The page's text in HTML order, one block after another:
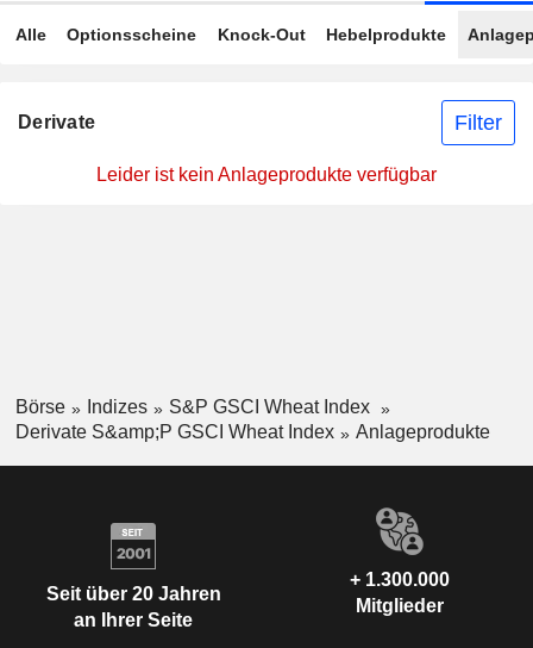
Alle Optionsscheine Knock-Out Hebelprodukte
Derivate Filter
Leider ist kein Anlageprodukte verfügbar
Börse Indizes
S&P GSCI Wheat Index
Derivate S&amp;P GSCI Wheat Index
Anlageprodukte
Seit über 20 Jahren
an Ihrer Seite
+ 1.300.000
Mitglieder